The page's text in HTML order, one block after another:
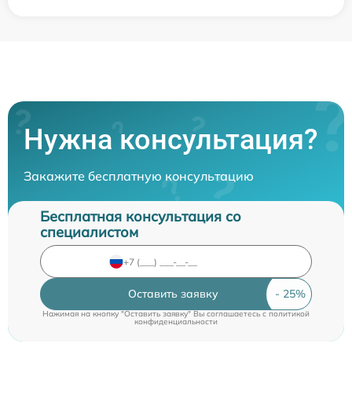
Нужна консультация?
Закажите бесплатную консультацию
Бесплатная консультация со
специалистом
Оставить заявку
Нажимая на кнопку "Оставить заявку" Вы соглашаетесь cполитикой
конфиденциальности